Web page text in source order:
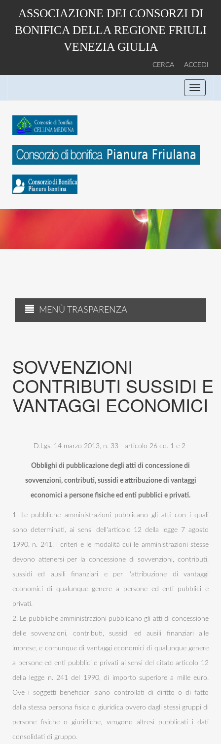
contenuto
principale
ASSOCIAZIONE DEI CONSORZI DI
BONIFICA DELLA REGIONE FRIULI
VENEZIA GIULIA
CERCA ACCEDI
Toggle
MENÙ TRASPARENZA
SOVVENZIONI
CONTRIBUTI SUSSIDI E
VANTAGGI ECONOMICI
D.Lgs. 14 marzo 2013, n. 33 - articolo 26 co. 1 e 2
Obblighi di pubblicazione degli atti di concessione di
sovvenzioni, contributi, sussidi e attribuzione di vantaggi
economici a persone fisiche ed enti pubblici e privati.
1. Le pubbliche amministrazioni pubblicano gli atti con i quali
sono determinati, ai sensi dell'articolo 12 della legge 7 agosto
1990, n. 241, i criteri e le modalità cui le amministrazioni stesse
devono attenersi per la concessione di sovvenzioni, contributi,
sussidi ed ausili finanziari e per l'attribuzione di vantaggi
economici di qualunque genere a persone ed enti pubblici e
privati.
2. Le pubbliche amministrazioni pubblicano gli atti di concessione
delle sovvenzioni, contributi, sussidi ed ausili finanziari alle
imprese, e comunque di vantaggi economici di qualunque genere
a persone ed enti pubblici e privati ai sensi del citato articolo 12
della legge n. 241 del 1990, di importo superiore a mille euro.
Ove i soggetti beneficiari siano controllati di diritto o di fatto
dalla stessa persona fisica o giuridica ovvero dagli stessi gruppi di
persone fisiche o giuridiche, vengono altresì pubblicati i dati
consolidati di gruppo.